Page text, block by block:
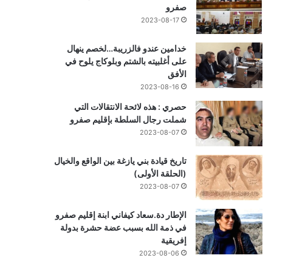
صفرو
2023-08-17
خدامين عندو فالزريبة…لخصم ينهال
على أغلبيته بالشتم وبلوكاج يلوح في
الأفق
2023-08-16
حصري : هذه لائحة الانتقالات التي
شملت رجال السلطة بإقليم صفرو
2023-08-07
تاريخ قيادة بني يازغة بين الواقع والخيال
(الحلقة الأولى)
2023-08-07
الإطار دة.سعاد كيفاني ابنة إقليم صفرو
في ذمة الله بسبب عضة حشرة بدولة
إفريقية
2023-08-06